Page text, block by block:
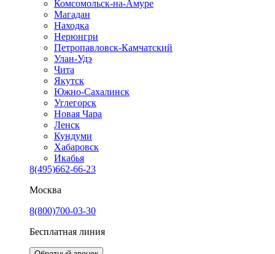
Комсомольск-на-Амуре
Магадан
Находка
Нерюнгри
Петропавловск-Камчатский
Улан-Удэ
Чита
Якутск
Южно-Сахалинск
Углегорск
Новая Чара
Ленск
Кундуми
Хабаровск
Икабья
8(495)662-66-23
Москва
8(800)700-03-30
Бесплатная линия